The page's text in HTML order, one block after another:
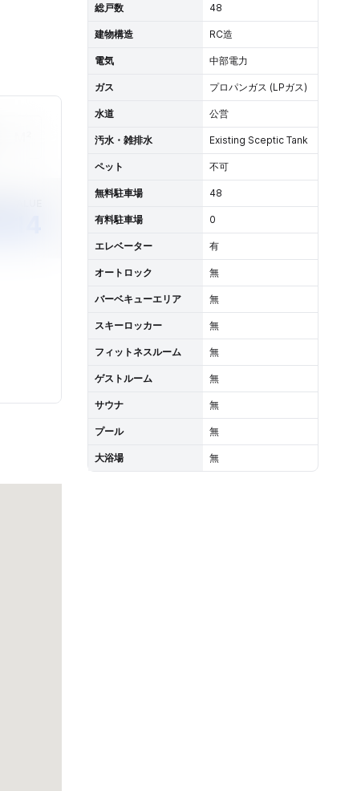
総戸数 48
建物構造 RC造
電気 中部電力
ガス プロパンガス (LPガス)
水道 公営
汚水・雑排水 Existing Sceptic Tank
ペット 不可
無料駐車場 48
有料駐車場 0
エレベーター 有
オートロック 無
バーベキューエリア 無
スキーロッカー 無
フィットネスルーム 無
ゲストルーム 無
サウナ 無
プール 無
大浴場 無